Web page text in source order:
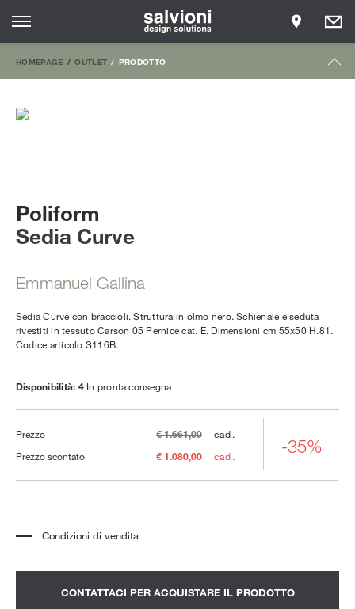
HOMEPAGE OUTLET PRODOTTO
Sedia Curve
Poliform
Emmanuel Gallina
Sedia Curve con braccioli. Struttura in olmo nero. Schienale e seduta
rivestiti in tessuto Carson 05 Pernice cat. E. Dimensioni cm 55x50 H.81.
Codice articolo S116B.
Disponibilità: 4 In pronta consegna
Prezzo € 1.661,00
cad.
Prezzo scontato
€ 1.080,00 cad. -35%
Condizioni di vendita
essere quotato separatamente.
Trasporto e assemblaggio esclusi.
CONTATTACI PER ACQUISTARE IL PRODOTTO